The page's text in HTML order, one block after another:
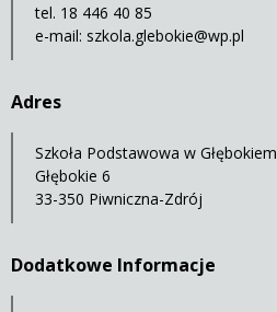
tel. 18 446 40 85
e-mail: szkola.glebokie@wp.pl
Adres
Szkoła Podstawowa w Głębokiem
Głębokie 6
33-350 Piwniczna-Zdrój
Dodatkowe Informacje